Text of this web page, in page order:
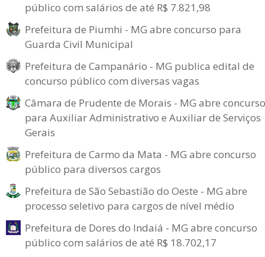
público com salários de até R$ 7.821,98
Prefeitura de Piumhi - MG abre concurso para
Guarda Civil Municipal
Prefeitura de Campanário - MG publica edital de
concurso público com diversas vagas
Câmara de Prudente de Morais - MG abre concurso
para Auxiliar Administrativo e Auxiliar de Serviços
Gerais
Prefeitura de Carmo da Mata - MG abre concurso
público para diversos cargos
Prefeitura de São Sebastião do Oeste - MG abre
processo seletivo para cargos de nível médio
Prefeitura de Dores do Indaiá - MG abre concurso
público com salários de até R$ 18.702,17